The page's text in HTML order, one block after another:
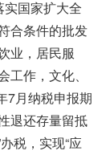
实国家扩大全
合条件的批发
业，居民服
作，文化、
7月纳税申报期
退还存量留抵
税，实现“应